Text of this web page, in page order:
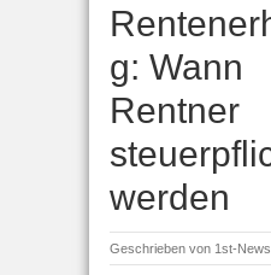
g: Wann
Rentner
werden
Geschrieben von 1st-News